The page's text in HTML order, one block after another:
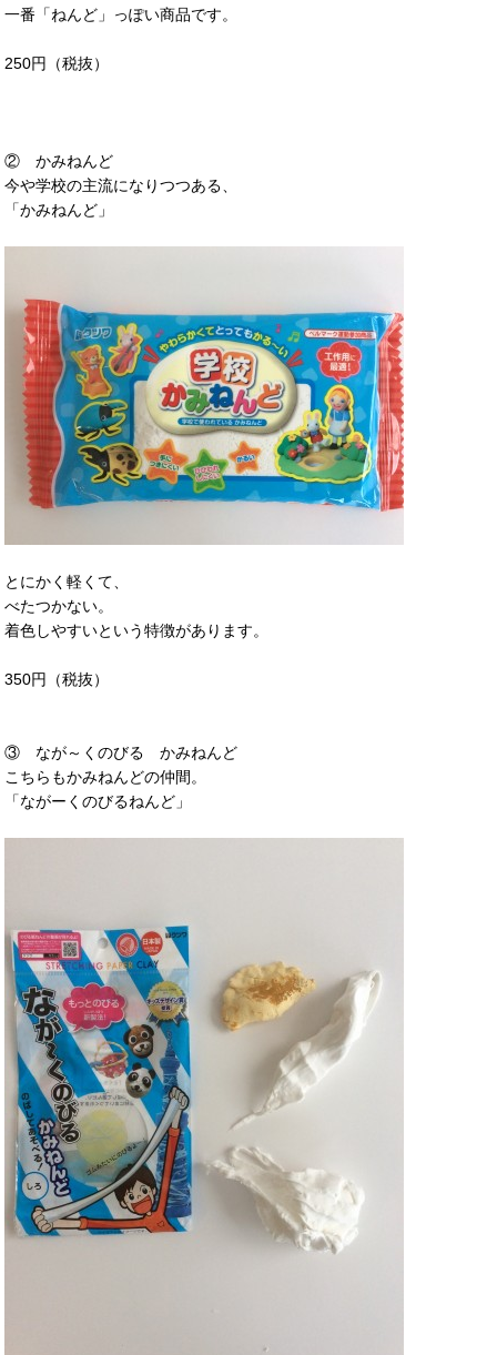
一番「ねんど」っぽい商品です。
250円（税抜）
② かみねんど
今や学校の主流になりつつある、
「かみねんど」
とにかく軽くて、
べたつかない。
着色しやすいという特徴があります。
350円（税抜）
③ なが～くのびる かみねんど
こちらもかみねんどの仲間。
「ながーくのびるねんど」